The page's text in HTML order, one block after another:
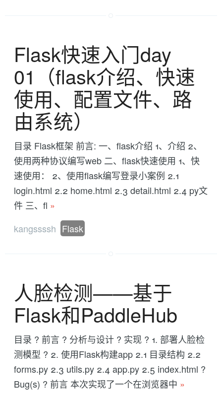
Flask快速入门day
01（flask介绍、快速
使用、配置文件、路
由系统）
目录 Flask框架 前言: 一、flask介绍 1、介绍 2、
使用两种协议编写web 二、flask快速使用 1、快
速使用： 2、使用flask编写登录小案例 2.1
login.html 2.2 home.html 2.3 detail.html 2.4 py文
件 三、fl »
kangssssh Flask
人脸检测——基于
Flask和PaddleHub
目录 ? 前言 ? 分析与设计 ? 实现 ? 1. 部署人脸检
测模型 ? 2. 使用Flask构建app 2.1 目录结构 2.2
forms.py 2.3 utils.py 2.4 app.py 2.5 index.html ?
Bug(s) ? 前言 本次实现了一个在浏览器中 »